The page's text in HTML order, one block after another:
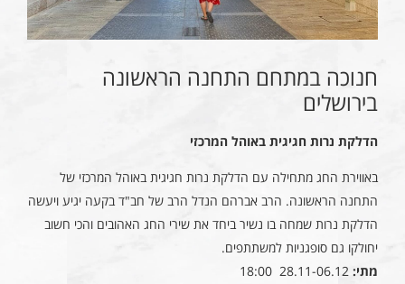
חנוכה במתחם התחנה הראשונה
בירושלים
הדלקת נרות חגיגית באוהל המרכזי
באווירת החג מתחילה עם הדלקת נרות חגיגית באוהל המרכזי של
התחנה הראשונה. הרב אברהם הנדל הרב של חב"ד בקעה יגיע ויעשה
הדלקת נרות שמחה בו נשיר ביחד את שירי החג האהובים והכי חשוב
יחולקו גם סופגניות למשתתפים.
מתי: